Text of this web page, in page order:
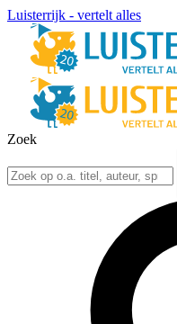
Luisterrijk - vertelt alles
Zoek